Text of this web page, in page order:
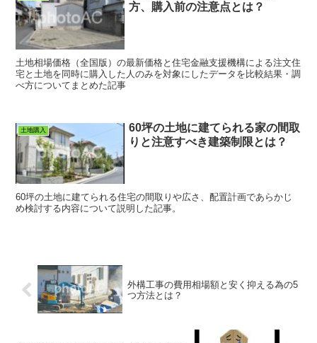
方、購入前の注意点とは？
土地相場価格（全国版）の最新価格と住宅金融支援機構による注文住
宅と土地を同時に購入した人のみを対象にしたデータを比較結果・調
べ方についてまとめた記事
土地購入
60坪の土地に建てられる家の間取
りと注意すべき建築制限とは？
60坪の土地に建てられる住宅の間取りや広さ、配置計画であらかじ
め検討する内容について説明した記事。
外構工事の費用相場額と安く抑える為の5
つ方法とは？